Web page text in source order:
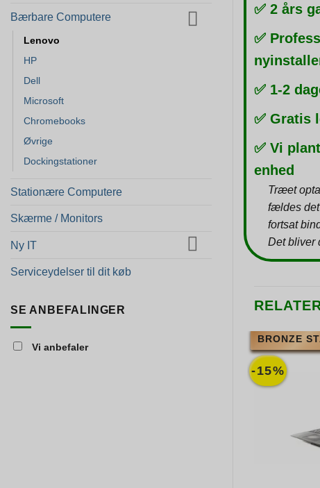
Bærbare Computere
Lenovo
HP
Dell
Microsoft
Chromebooks
Øvrige
Dockingstationer
Stationære Computere
Skærme / Monitors
Ny IT
Serviceydelser til dit køb
SE ANBEFALINGER
Vi anbefaler
✅ 2 års
✅
✅ 1-2
✅ Gratis
✅ Vi
enhed
Træet
fældes det
fortsat
Det bliver
-15%
BRONZE